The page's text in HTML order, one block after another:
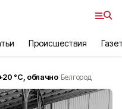
Происшествия
20 °С, облачно Белгород